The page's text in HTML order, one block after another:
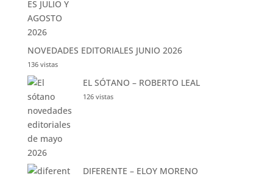
NOVEDADES EDITORIALES JUNIO 2026
136 vistas
EL SÓTANO – ROBERTO LEAL
126 vistas
DIFERENTE – ELOY MORENO